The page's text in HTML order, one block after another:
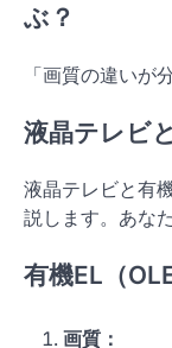
ぶ？
「画質の違いが
液晶テレビ
液晶テレビと有
説します。あな
有機EL（
画質：